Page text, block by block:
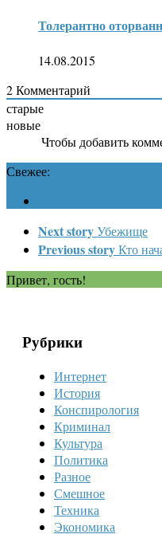
Толерантно
14.08.2015
2Комментарий
старые
новые
Чтобы добавить
Свежее:
Next storyУбежище
Previous storyКто
Привет, гость!
Рубрики
Интернет
История
Конспирология
Криминал
Культура
Политика
Разное
Смешное
Техника
Экономика